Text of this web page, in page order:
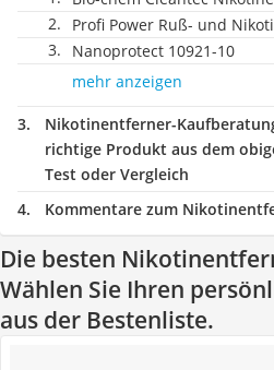
Profi Power Ruß- und
Nanoprotect 10921-10
mehr anzeigen
Nikotinentferner-
richtige Produkt aus dem
Test oder Vergleich
Kommentare zum
Die besten
Wählen Sie Ihren
aus der Bestenliste.